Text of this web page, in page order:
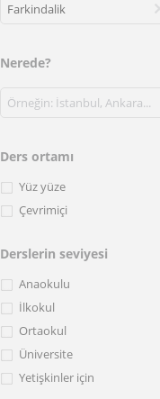
Nerede?
Ders ortamı
Yüz yüze
Çevrimiçi
Derslerin seviyesi
Anaokulu
İlkokul
Ortaokul
Üniversite
Yetişkinler için